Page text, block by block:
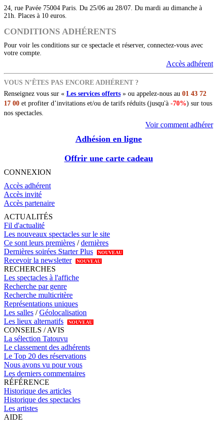
24, rue Pavée 75004 Paris. Du 25/06 au 28/07. Du mardi au dimanche à
21h. Places à 10 euros.
CONDITIONS ADHÉRENTS
Pour voir les conditions sur ce spectacle et réserver, connectez-vous avec
votre compte.
Accès adhérent
VOUS N’ÊTES PAS ENCORE ADHÉRENT ?
Renseignez vous sur « Les services offerts » ou appelez-nous au 01 43 72
17 00 et profiter d’invitations et/ou de tarifs réduits (jusqu'à -70%) sur tous
nos spectacles.
Voir comment adhérer
Adhésion en ligne
Offrir une carte cadeau
CONNEXION
Accès adhérent
Accès invité
Accès partenaire
ACTUALITÉS
Fil d'actualité
Les nouveaux spectacles sur le site
Ce sont leurs premières /dernières
Dernières soirées Starter Plus
NOUVEAU
Recevoir la newsletter NOUVEAU
RECHERCHES
Les spectacles à l'affiche
Recherche par genre
Recherche multicritère
Représentations uniques
Les salles /Géolocalisation
Les lieux alternatifs
NOUVEAU
CONSEILS / AVIS
La sélection Tatouvu
Le classement des adhérents
Le Top 20 des réservations
Nous avons vu pour vous
Les derniers commentaires
RÉFÉRENCE
Historique des articles
Historique des spectacles
Les artistes
AIDE